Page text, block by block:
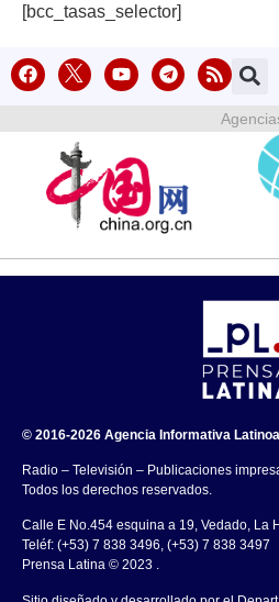
[bcc_tasas_selector]
© 2016-2026 Agencia Informativa
Radio – Televisión – Publicaciones
Todos los derechos reservados.
Calle E No.454 esquina a 19, Vedado, La
Teléf: (+53) 7 838 3496, (+53) 7 838 3497
Prensa Latina © 2023 .